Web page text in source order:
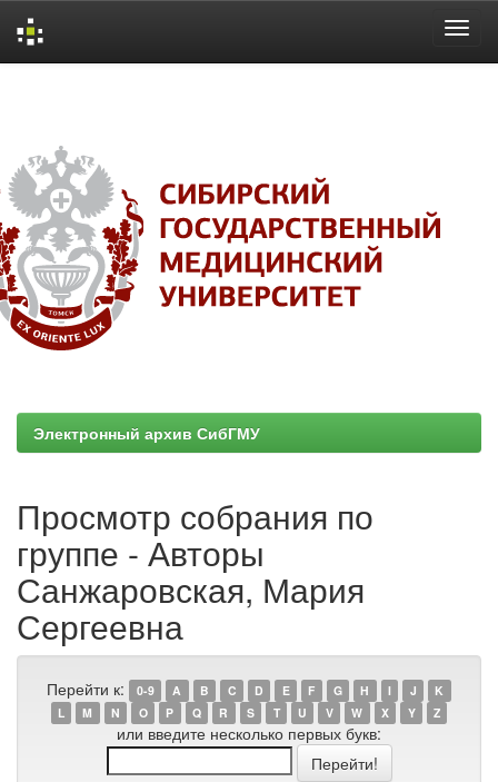
Электронный архив СибГМУ
Просмотр собрания по
группе - Авторы
Санжаровская, Мария
Сергеевна
Перейти к: 0-9 A B C D E F G H I J
K
L
M N O P Q R S T U V W X Y Z
или введите несколько первых букв: